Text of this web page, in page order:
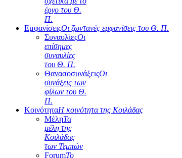
έργο του Θ.
Π.
ΕμφανίσειςΟι ζωντανές εμφανίσεις του Θ. Π.
ΣυναυλίεςΟι
επίσημες
συναυλίες
του Θ. Π.
ΘανασοσυνάξειςΟι
συνάξεις των
φίλων του Θ.
Π.
ΚοινότηταΗ κοινότητα της Κοιλάδας
ΜέληΤα
μέλη της
Κοιλάδας
των Τεμπών
ForumΤο